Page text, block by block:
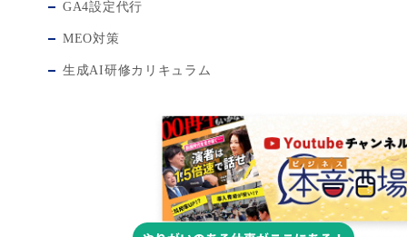
GA4設定代行
MEO対策
生成AI研修カリキュラム